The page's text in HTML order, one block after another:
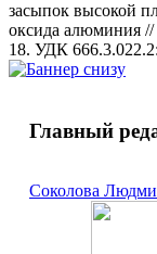
засыпок высокой
оксида алюминия
18. УДК
Главный
Соколова